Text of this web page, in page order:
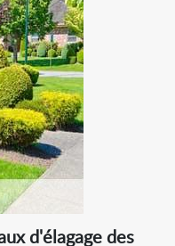
d'élagage des